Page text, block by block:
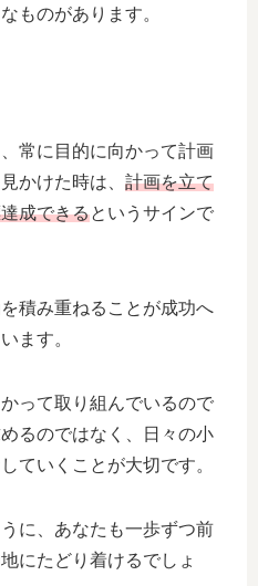
ものがあります。
常に目的に向かって計画
かけた時は、 計画を立て
成できるというサインで
積み重ねることが成功へ
ます。
って取り組んでいるので
るのではなく、日々の小
ていくことが大切です。
に、あなたも一歩ずつ前
にたどり着けるでしょ